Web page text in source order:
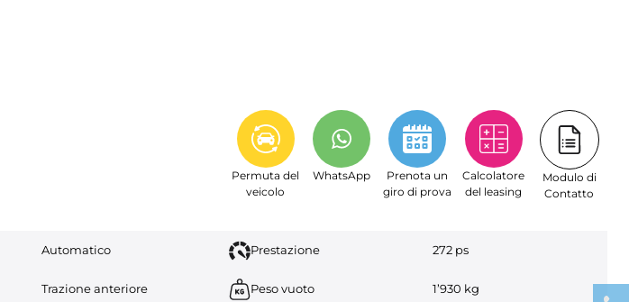
Permuta del
veicolo
WhatsApp
Prenota un
giro di prova
Calcolatore
del leasing
Modulo di
Contatto
Automatico Prestazione 272 ps
Trazione anteriore Peso vuoto 1’930 kg